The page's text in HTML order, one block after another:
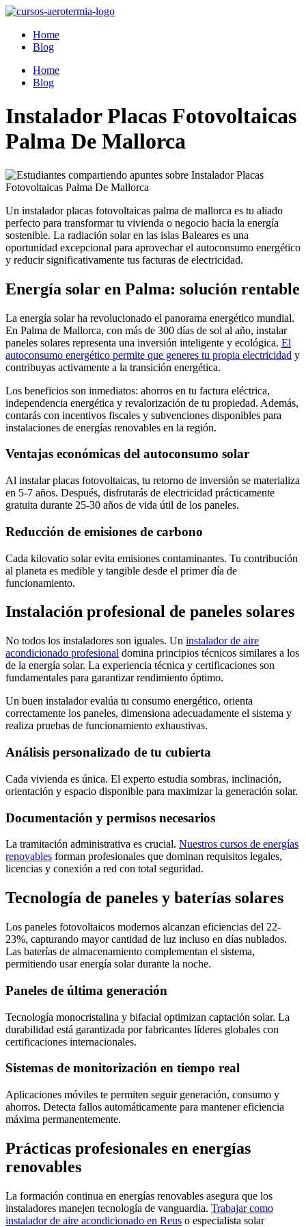
Ir
contenidoHome
Blog
Home
Blog
Instalador Placas Fotovoltaicas
Palma De Mallorca
Un instalador placas fotovoltaicas palma de mallorca es tu aliado
perfecto para transformar tu vivienda o negocio hacia la energía
sostenible. La radiación solar en las islas Baleares es una
oportunidad excepcional para aprovechar el autoconsumo energético
y reducir significativamente tus facturas de electricidad.
Energía solar en Palma: solución rentable
La energía solar ha revolucionado el panorama energético mundial.
En Palma de Mallorca, con más de 300 días de sol al año, instalar
paneles solares representa una inversión inteligente y ecológica. El
autoconsumo energético permite que generes tu propia electricidad y
contribuyas activamente a la transición energética.
Los beneficios son inmediatos: ahorros en tu factura eléctrica,
independencia energética y revalorización de tu propiedad. Además,
contarás con incentivos fiscales y subvenciones disponibles para
instalaciones de energías renovables en la región.
Ventajas económicas del autoconsumo solar
Al instalar placas fotovoltaicas, tu retorno de inversión se materializa
en 5-7 años. Después, disfrutarás de electricidad prácticamente
gratuita durante 25-30 años de vida útil de los paneles.
Reducción de emisiones de carbono
Cada kilovatio solar evita emisiones contaminantes. Tu contribución
al planeta es medible y tangible desde el primer día de
funcionamiento.
Instalación profesional de paneles solares
No todos los instaladores son iguales. Un instalador de aire
acondicionado profesional domina principios técnicos similares a los
de la energía solar. La experiencia técnica y certificaciones son
fundamentales para garantizar rendimiento óptimo.
Un buen instalador evalúa tu consumo energético, orienta
correctamente los paneles, dimensiona adecuadamente el sistema y
realiza pruebas de funcionamiento exhaustivas.
Análisis personalizado de tu cubierta
Cada vivienda es única. El experto estudia sombras, inclinación,
orientación y espacio disponible para maximizar la generación solar.
Documentación y permisos necesarios
La tramitación administrativa es crucial. Nuestros cursos de energías
renovables forman profesionales que dominan requisitos legales,
licencias y conexión a red con total seguridad.
Tecnología de paneles y baterías solares
Los paneles fotovoltaicos modernos alcanzan eficiencias del 22-
23%, capturando mayor cantidad de luz incluso en días nublados.
Las baterías de almacenamiento complementan el sistema,
permitiendo usar energía solar durante la noche.
Paneles de última generación
Tecnología monocristalina y bifacial optimizan captación solar. La
durabilidad está garantizada por fabricantes líderes globales con
certificaciones internacionales.
Sistemas de monitorización en tiempo real
Aplicaciones móviles te permiten seguir generación, consumo y
ahorros. Detecta fallos automáticamente para mantener eficiencia
máxima permanentemente.
Prácticas profesionales en energías
renovables
La formación continua en energías renovables asegura que los
instaladores manejen tecnología de vanguardia. Trabajar como
instalador de aire acondicionado en Reus o especialista solar